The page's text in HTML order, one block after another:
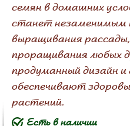
семян в домашних
станет незаменимым
выращивания рассады,
проращивания любых
продуманный дизайн
обеспечивают
растений.
Есть в наличии